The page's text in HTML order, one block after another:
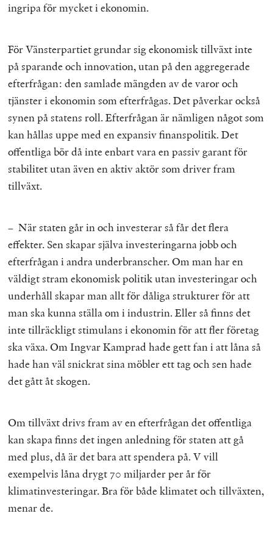
ingripa för mycket i ekonomin.
För Vänsterpartiet grundar sig ekonomisk tillväxt inte
på sparande och innovation, utan på den aggregerade
efterfrågan: den samlade mängden av de varor och
tjänster i ekonomin som efterfrågas. Det påverkar också
synen på statens roll. Efterfrågan är nämligen något som
kan hållas uppe med en expansiv finanspolitik. Det
offentliga bör då inte enbart vara en passiv garant för
stabilitet utan även en aktiv aktör som driver fram
tillväxt.
– När staten går in och investerar så får det flera
effekter. Sen skapar själva investeringarna jobb och
efterfrågan i andra underbranscher. Om man har en
väldigt stram ekonomisk politik utan investeringar och
underhåll skapar man allt för dåliga strukturer för att
man ska kunna ställa om i industrin. Eller så finns det
inte tillräckligt stimulans i ekonomin för att fler företag
ska växa. Om Ingvar Kamprad hade gett fan i att låna så
hade han väl snickrat sina möbler ett tag och sen hade
det gått åt skogen.
Om tillväxt drivs fram av en efterfrågan det offentliga
kan skapa finns det ingen anledning för staten att gå
med plus, då är det bara att spendera på. V vill
exempelvis låna drygt 70 miljarder per år för
klimatinvesteringar. Bra för både klimatet och tillväxten,
menar de.